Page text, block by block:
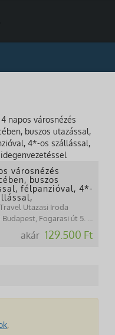
városnézés
buszos
félpanzióval, 4*-
Utazasi Iroda
Fogarasi út 5. 27. ép.( (NINCS SZEMÉLYES ÜGYFÉLFOGADÁS)
akár 129.500 Ft
,